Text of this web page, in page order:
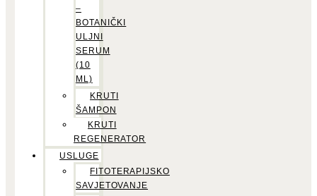
–
BOTANIČKI
ULJNI
SERUM
(10
ML)
KRUTI
ŠAMPON
KRUTI
REGENERATOR
USLUGE
FITOTERAPIJSKO
SAVJETOVANJE